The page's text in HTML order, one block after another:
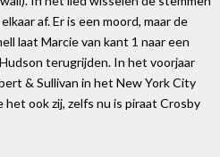
af. Er is een moord, maar de
laat Marcie van kant 1 naar een
terugrijden. In het voorjaar
& Sullivan in het New York City
het ook zij, zelfs nu is piraat Crosby